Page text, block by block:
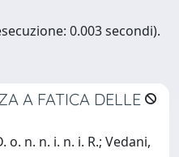
0.003 secondi).
A FATICA DELLE
o. n. n. i. n. i. R.; Vedani,